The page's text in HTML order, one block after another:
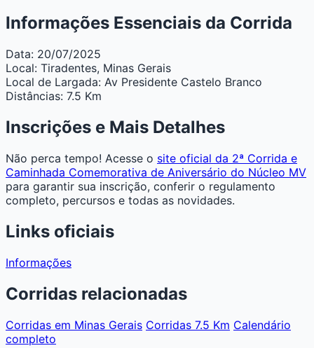
Informações Essenciais da Corrida
Data: 20/07/2025
Local: Tiradentes, Minas Gerais
Local de Largada: Av Presidente Castelo Branco
Distâncias: 7.5 Km
Inscrições e Mais Detalhes
Não perca tempo! Acesse o site oficial da 2ª Corrida e
Caminhada Comemorativa de Aniversário do Núcleo MV
para garantir sua inscrição, conferir o regulamento
completo, percursos e todas as novidades.
Links oficiais
Informações
Corridas relacionadas
Corridas em Minas Gerais Corridas 7.5 Km Calendário
completo